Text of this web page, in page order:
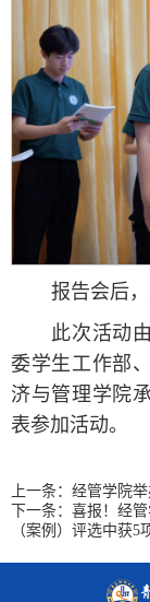
报告会后
此次活动
委学生工作部
济与管理学院
表参加活动。
上一条： 经管学院
下一条： 喜报！经
（案例）评选中获5